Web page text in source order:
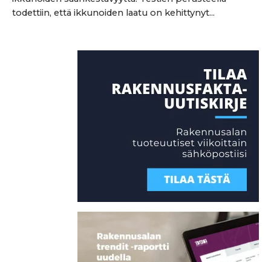
todettiin, että ikkunoiden laatu on kehittynyt...